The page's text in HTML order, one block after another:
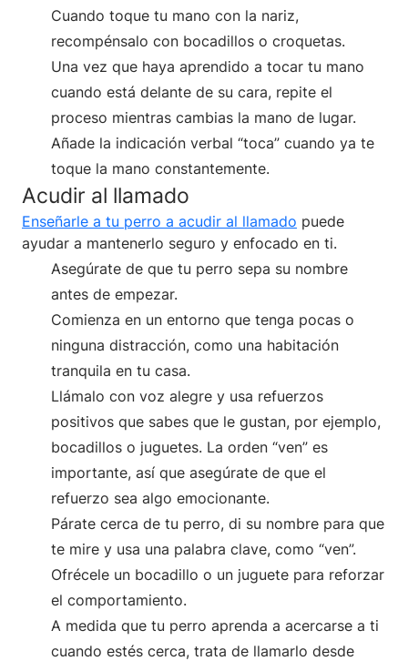
Cuando toque tu mano con la nariz,
recompénsalo con bocadillos o croquetas.
Una vez que haya aprendido a tocar tu mano
cuando está delante de su cara, repite el
proceso mientras cambias la mano de lugar.
Añade la indicación verbal “toca” cuando ya te
toque la mano constantemente.
Acudir al llamado
Enseñarle a tu perro a acudir al llamado puede
ayudar a mantenerlo seguro y enfocado en ti.
Asegúrate de que tu perro sepa su nombre
antes de empezar.
Comienza en un entorno que tenga pocas o
ninguna distracción, como una habitación
tranquila en tu casa.
Llámalo con voz alegre y usa refuerzos
positivos que sabes que le gustan, por ejemplo,
bocadillos o juguetes. La orden “ven” es
importante, así que asegúrate de que el
refuerzo sea algo emocionante.
Párate cerca de tu perro, di su nombre para que
te mire y usa una palabra clave, como “ven”.
Ofrécele un bocadillo o un juguete para reforzar
el comportamiento.
A medida que tu perro aprenda a acercarse a ti
cuando estés cerca, trata de llamarlo desde